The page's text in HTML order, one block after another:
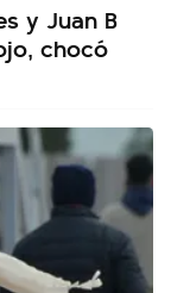
y Juan B
chocó